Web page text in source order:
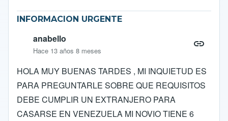
INFORMACION URGENTE
anabello
Hace 13 años 8 meses
HOLA MUY BUENAS TARDES , MI INQUIETUD ES
PARA PREGUNTARLE SOBRE QUE REQUISITOS
DEBE CUMPLIR UN EXTRANJERO PARA
CASARSE EN VENEZUELA MI NOVIO TIENE 6